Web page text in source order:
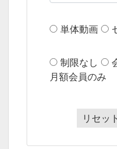
単体動画
制限なし
月額会員のみ
リセット